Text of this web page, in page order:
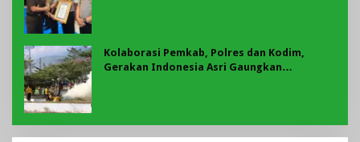
Kolaborasi Pemkab, Polres dan Kodim,
Gerakan Indonesia Asri Gaungkan